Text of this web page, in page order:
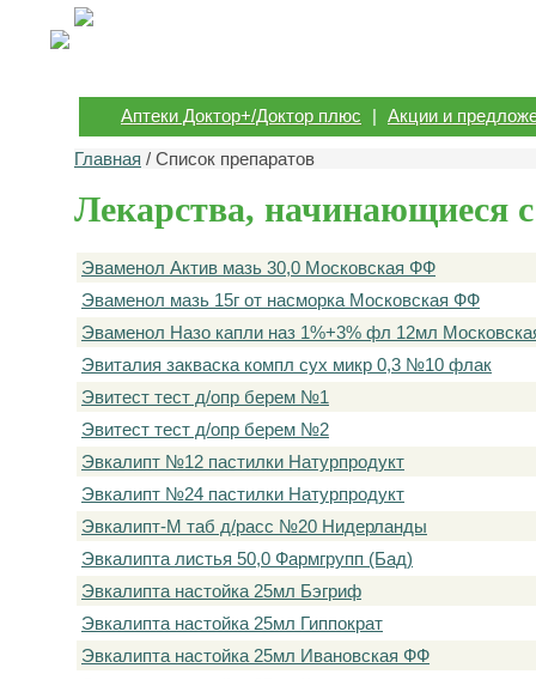
Аптеки Доктор+/Доктор плюс | Акции и
Главная / Список препаратов
Лекарства, начинающиеся с
Эваменол Актив мазь 30,0 Московская ФФ
Эваменол мазь 15г от насморка Московская ФФ
Эваменол Назо капли наз 1%+3% фл 12мл
Эвиталия закваска компл сух микр 0,3 №10 флак
Эвитест тест д/опр берем №1
Эвитест тест д/опр берем №2
Эвкалипт №12 пастилки Натурпродукт
Эвкалипт №24 пастилки Натурпродукт
Эвкалипт-М таб д/расс №20 Нидерланды
Эвкалипта листья 50,0 Фармгрупп (Бад)
Эвкалипта настойка 25мл Бэгриф
Эвкалипта настойка 25мл Гиппократ
Эвкалипта настойка 25мл Ивановская ФФ